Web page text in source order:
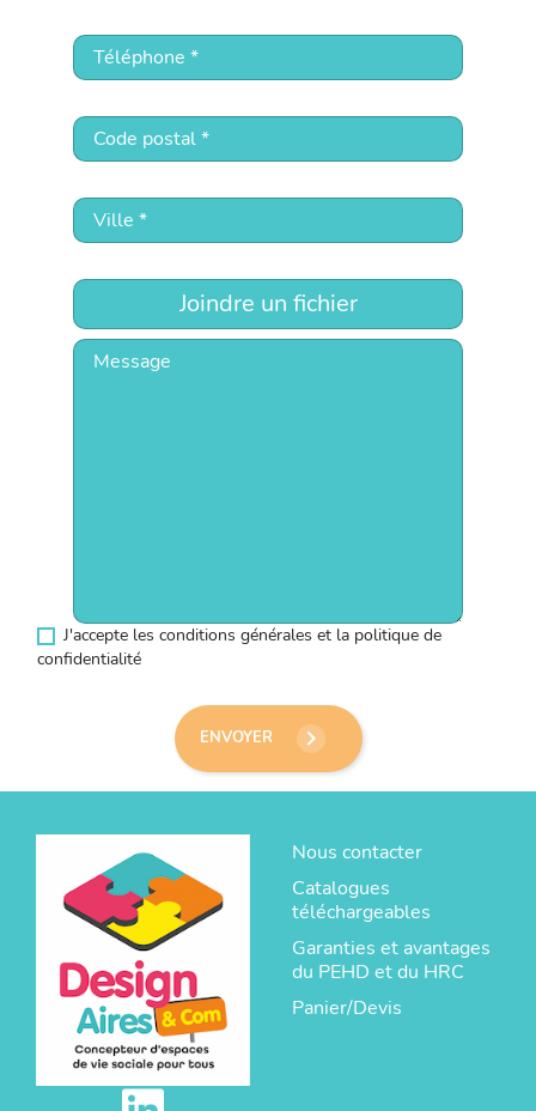
Joindre un fichier
J'accepte les conditions générales et la politique de
confidentialité
ENVOYER keyboard_arrow_right
Nous contacter
Catalogues
téléchargeables
Garanties et avantages
du PEHD et du HRC
Panier/Devis